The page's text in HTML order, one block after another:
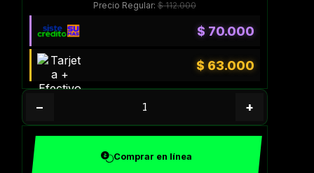
Precio Regular:$112.000
$ 70.000
$ 63.000
− +
Comprar en línea